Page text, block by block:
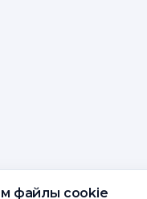
файлы cookie